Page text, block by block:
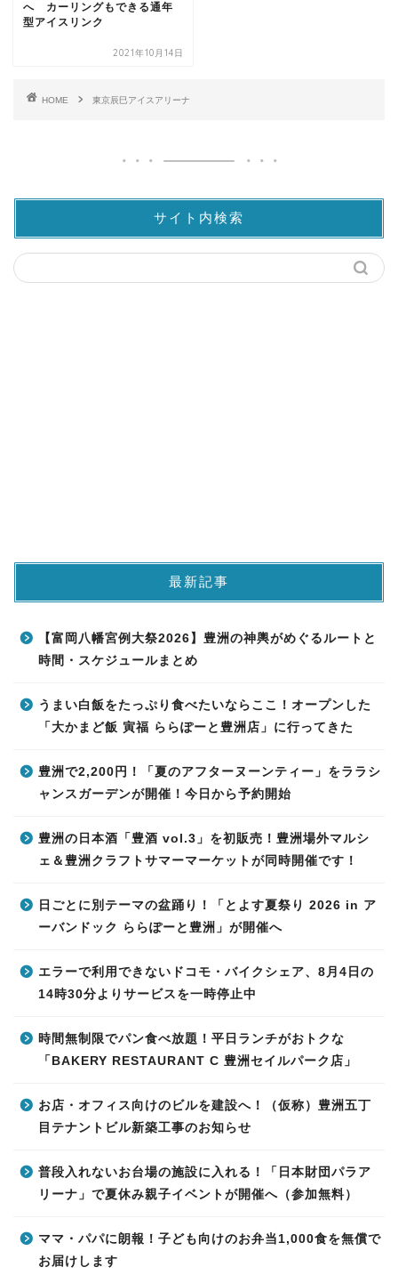
へ カーリングもできる通年
型アイスリンク
2021年10月14日
HOME 東京辰巳アイスアリーナ
サイト内検索
最新記事
【富岡八幡宮例大祭2026】豊洲の神輿がめぐるルートと
時間・スケジュールまとめ
うまい白飯をたっぷり食べたいならここ！オープンした
「大かまど飯 寅福 ららぽーと豊洲店」に行ってきた
豊洲で2,200円！「夏のアフターヌーンティー」をララシ
ャンスガーデンが開催！今日から予約開始
豊洲の日本酒「豊酒 vol.3」を初販売！豊洲場外マルシ
ェ＆豊洲クラフトサマーマーケットが同時開催です！
日ごとに別テーマの盆踊り！「とよす夏祭り 2026 in ア
ーバンドック ららぽーと豊洲」が開催へ
エラーで利用できないドコモ・バイクシェア、8月4日の
14時30分よりサービスを一時停止中
時間無制限でパン食べ放題！平日ランチがおトクな
「BAKERY RESTAURANT C 豊洲セイルパーク店」
お店・オフィス向けのビルを建設へ！（仮称）豊洲五丁
目テナントビル新築工事のお知らせ
普段入れないお台場の施設に入れる！「日本財団パラア
リーナ」で夏休み親子イベントが開催へ（参加無料）
ママ・パパに朗報！子ども向けのお弁当1,000食を無償で
お届けします